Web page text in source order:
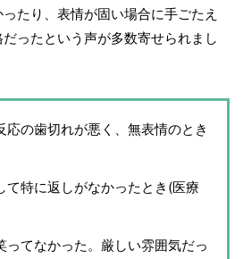
たり、表情が固い場合に手ごたえ
ったという声が多数寄せられまし
応の歯切れが悪く、無表情のとき
て特に返しがなかったとき(医療
ってなかった。厳しい雰囲気だっ